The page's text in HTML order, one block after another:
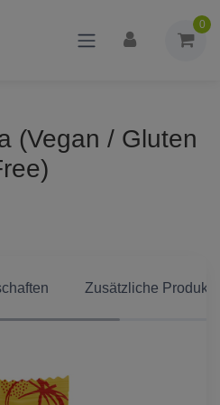
0
(Vegan / Gluten
Zusätzliche